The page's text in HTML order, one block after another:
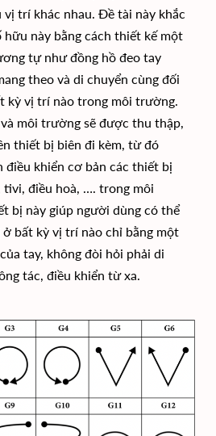
vị trí khác nhau. Đề tài này khắc
này bằng cách thiết kế một
tự như đồng hồ đeo tay
theo và di chuyển cùng đối
kỳ vị trí nào trong môi trường.
môi trường sẽ được thu thập,
thiết bị biên đi kèm, từ đó
điều khiển cơ bản các thiết bị
điều hoà, …. trong môi
bị này giúp người dùng có thể
bất kỳ vị trí nào chỉ bằng một
tay, không đòi hỏi phải di
tác, điều khiển từ xa.